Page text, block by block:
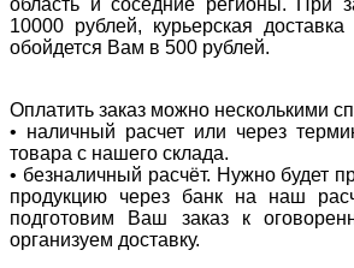
10000 рублей, курьерская
обойдется Вам в 500 рублей.
Оплатить заказ можно несколькими
• наличный расчет или через
товара с нашего склада.
• безналичный расчёт. Нужно будет
продукцию через банк на наш
подготовим Ваш заказ к
организуем доставку.